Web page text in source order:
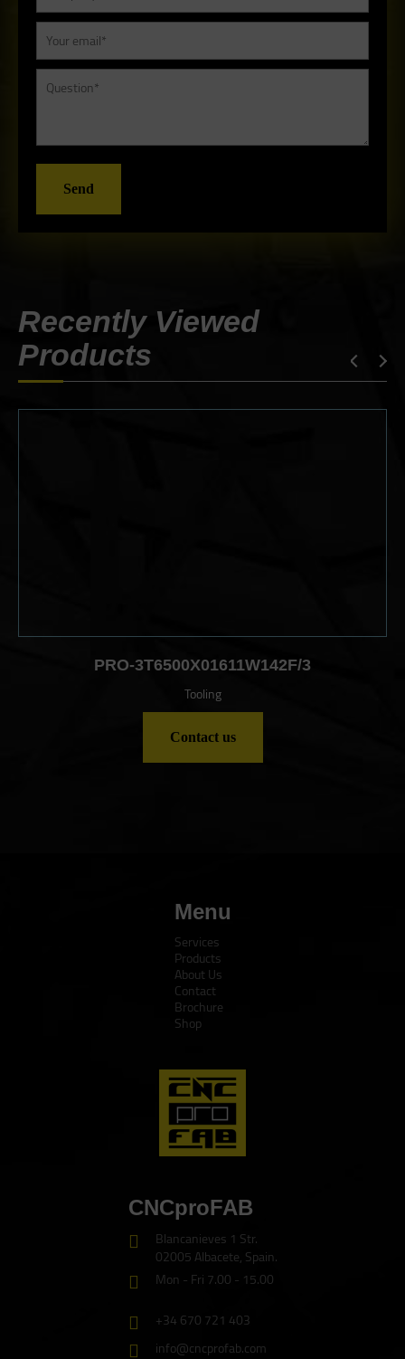
Send
Recently Viewed
Products
PRO-3T6500X01611W142F/3
Tooling
Contact us
Menu
Services
Products
About Us
Contact
Brochure
Shop
CNCproFAB
Blancanieves 1 Str.
02005 Albacete, Spain.
Mon - Fri 7.00 - 15.00
+34 670 721 403
info@cncprofab.com